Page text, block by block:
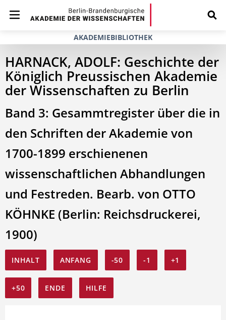
AKADEMIEBIBLIOTHEK
HARNACK, ADOLF: Geschichte der
Königlich Preussischen Akademie
der Wissenschaften zu Berlin
Band 3: Gesammtregister über die in
den Schriften der Akademie von
1700-1899 erschienenen
wissenschaftlichen Abhandlungen
und Festreden. Bearb. von OTTO
KÖHNKE (Berlin: Reichsdruckerei,
1900)
INHALT ANFANG -50 -1 +1
+50 ENDE HILFE